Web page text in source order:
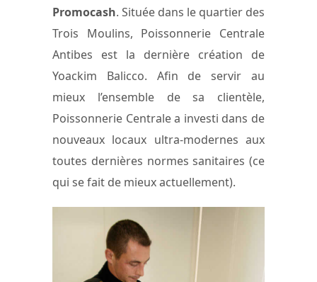
Promocash. Située dans le quartier des
Trois Moulins, Poissonnerie Centrale
Antibes est la dernière création de
Yoackim Balicco. Afin de servir au
mieux l’ensemble de sa clientèle,
Poissonnerie Centrale a investi dans de
nouveaux locaux ultra-modernes aux
toutes dernières normes sanitaires (ce
qui se fait de mieux actuellement).